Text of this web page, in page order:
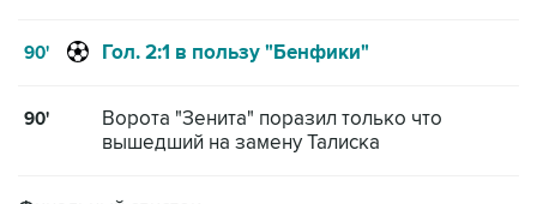
90' Гол. 2:1 в пользу "Бенфики"
90'
Ворота "Зенита" поразил только что
вышедший на замену Талиска